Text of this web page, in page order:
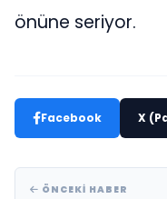
önüne seriyor.
Facebook X
ÖNCEKI HABER